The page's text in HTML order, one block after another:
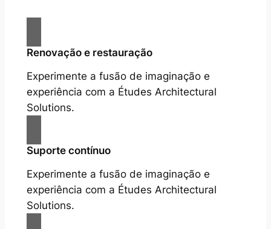
Renovação e restauração
Experimente a fusão de imaginação e
experiência com a Études Architectural
Solutions.
Suporte contínuo
Experimente a fusão de imaginação e
experiência com a Études Architectural
Solutions.